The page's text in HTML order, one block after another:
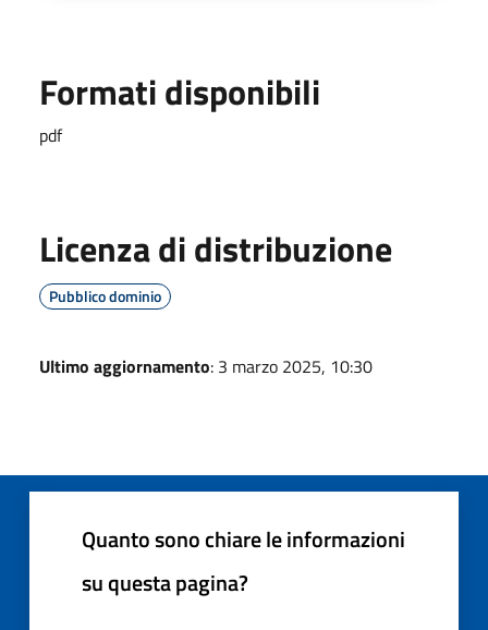
Formati disponibili
pdf
Licenza di distribuzione
Pubblico dominio
Ultimo aggiornamento: 3 marzo 2025, 10:30
Quanto sono chiare le informazioni
su questa pagina?